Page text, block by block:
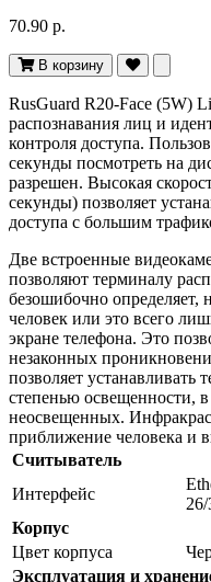
70.90 р.
В корзину
RusGuard R20-Face (5W)
распознавания лиц и
контроля доступа.
секунды посмотреть на
разрешен. Высокая
секунды) позволяет
доступа с большим
Две встроенные
позволяют терминалу
безошибочно определяет,
человек или это всего
экране телефона. Это
незаконных
позволяет
степенью освещенности,
неосвещенных.
приближение человека и
Считыватель
Интерфейс
Корпус
Цвет корпуса
Эксплуатация и